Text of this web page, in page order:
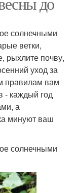
солнечными
ветки,
рыхлите почву,
уход за
правилам вам
- каждый год
а
минуют ваш
солнечными